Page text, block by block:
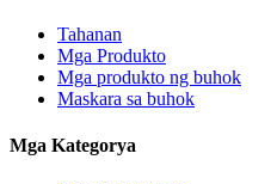
Tahanan
Mga Produkto
Mga produkto ng buhok
Maskara sa buhok
Mga Kategorya